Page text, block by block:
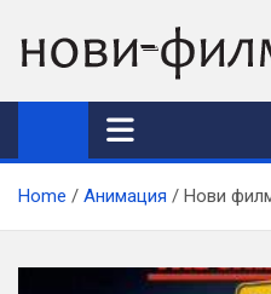
content
Home Анимация Нови